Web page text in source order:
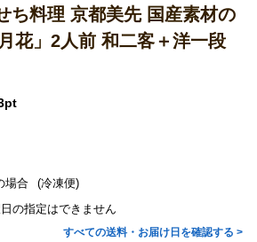
ち料理 京都美先 国産素材の
花」2人前 和二客＋洋一段
場合
(冷凍便)
の指定はできません
すべての送料・お届け日を確認する >